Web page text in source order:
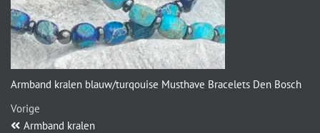
Armband kralen blauw/turqouise Musthave Bracelets Den Bosch
Vorige
Armband kralen